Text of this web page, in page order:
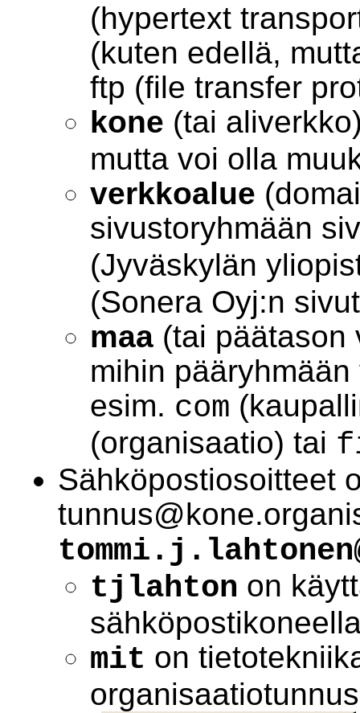
(hypertext
(kuten edellä,
ftp (file transfer
kone (tai
mutta voi olla
verkkoalue
sivustoryhmään
(Jyväskylän
(Sonera Oyj:n
maa (tai päätason
mihin
esim. com
(organisaatio) tai
Sähköpostiosoitteet
tjlahton on
mit on